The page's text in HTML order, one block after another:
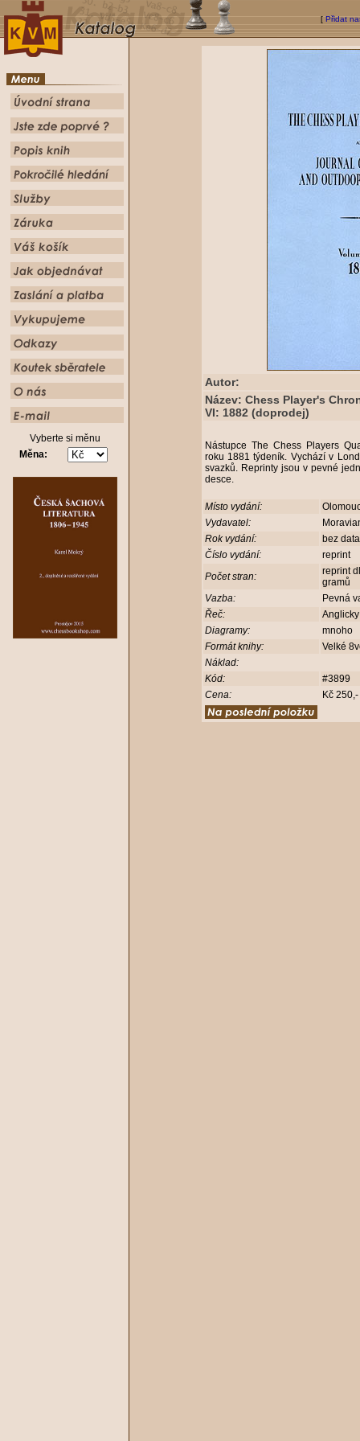
[ Přidat
Vyberte si měnu
Měna:
Autor:
Název: Chess Player's
VI: 1882 (doprodej)
Nástupce The Chess Players
roku 1881 týdeník. Vychází v
svazků. Reprinty jsou v pevné
desce.
Místo vydání:
Vydavatel:
Rok vydání:
bez
Číslo vydání:
reprint
Počet stran:
reprint
gramů
Vazba:
Pevná
Řeč:
Diagramy:
mnoho
Formát knihy:
Velké
Náklad:
Kód:
#3899
Cena:
Kč